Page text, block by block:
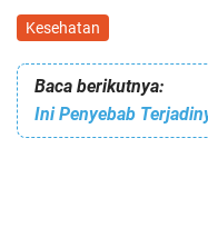
Kesehatan
Baca berikutnya: